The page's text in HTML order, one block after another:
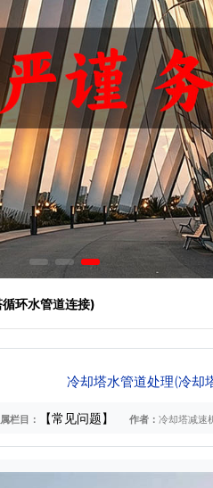
环水管道连接)
冷却塔水管道处理(冷却
栏目： 【常见问题】 作者： 冷却塔减速